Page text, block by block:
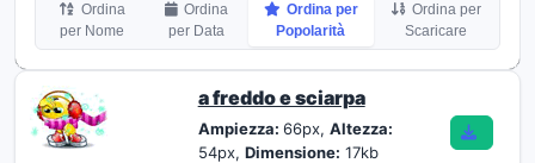
Ordina
per Nome
Ordina
per Data
Ordina per
Popolarità
Ordina per
Scaricare
a freddo e sciarpa
Ampiezza: 66px, Altezza:
54px, Dimensione: 17kb